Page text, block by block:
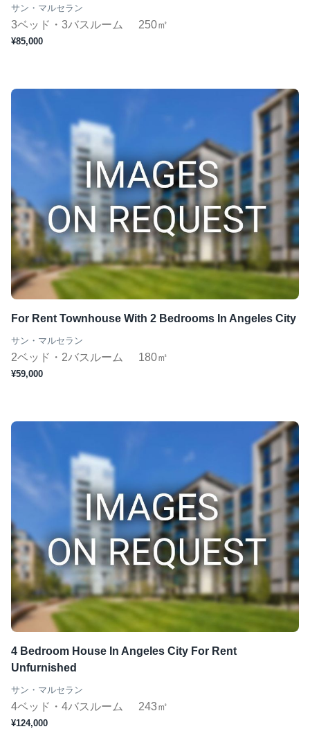
短期（１ヶ月〜）
サン・マルセラン
3ベッド・3バスルーム 250㎡
¥85,000
For Rent Townhouse With 2 Bedrooms In Angeles City
サン・マルセラン
2ベッド・2バスルーム 180㎡
¥59,000
4 Bedroom House In Angeles City For Rent
Unfurnished
サン・マルセラン
4ベッド・4バスルーム 243㎡
¥124,000